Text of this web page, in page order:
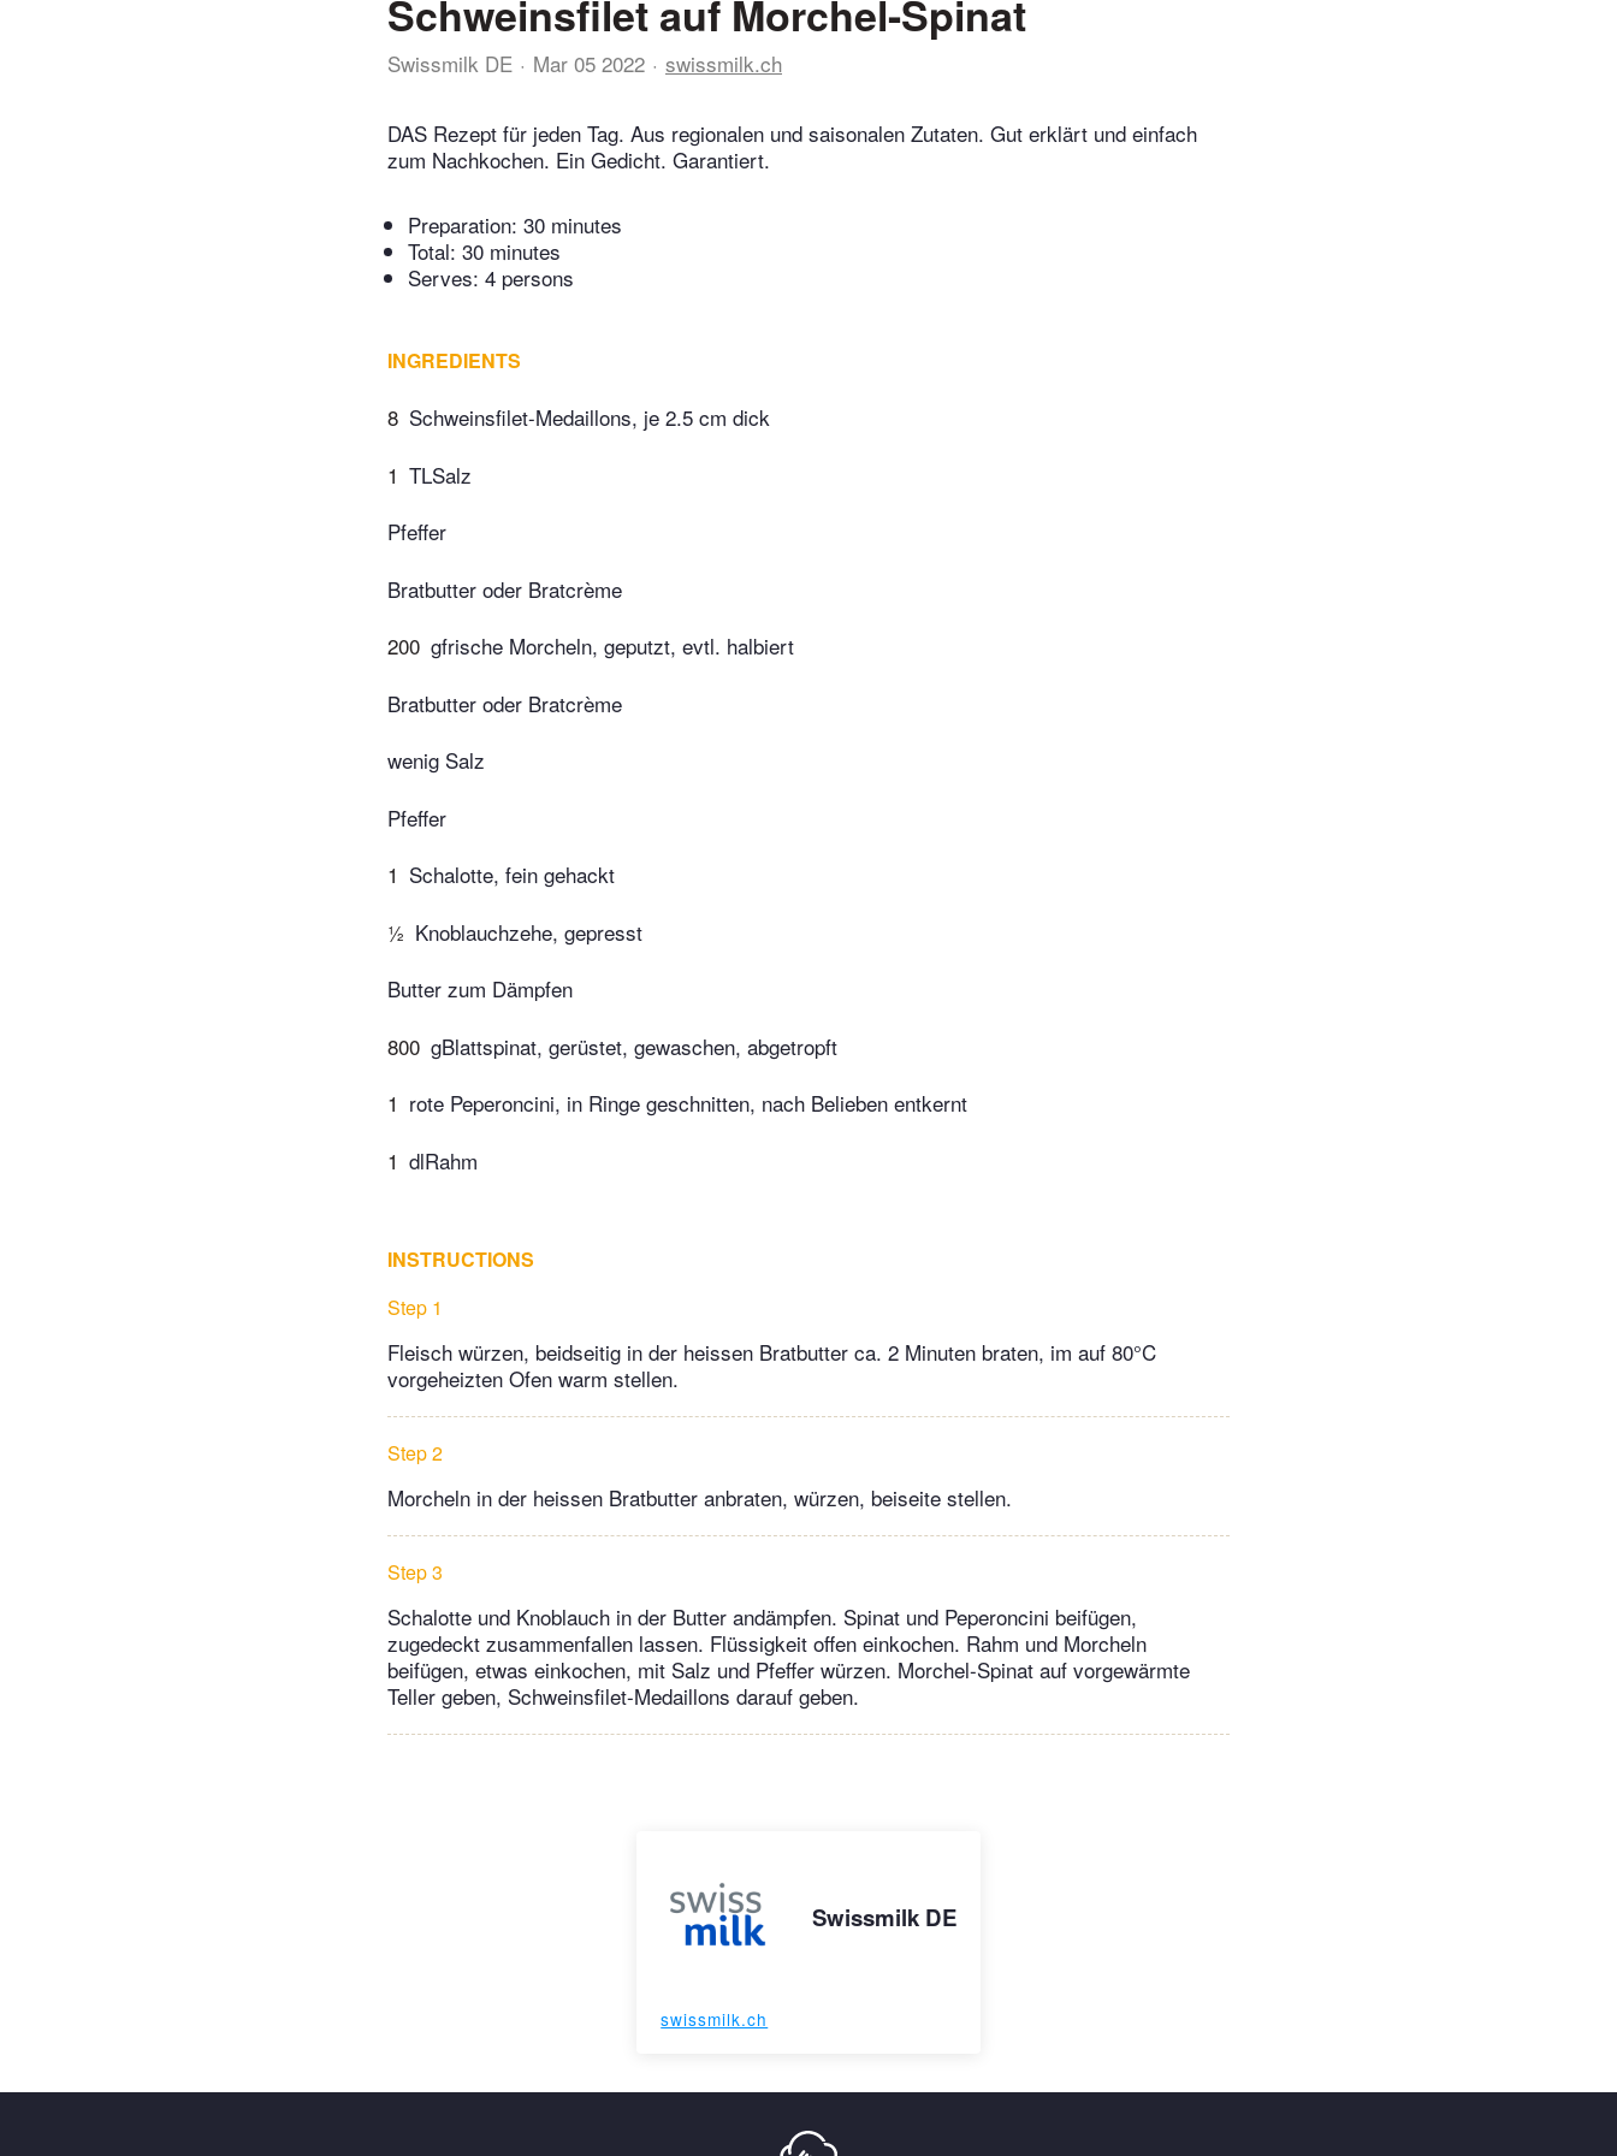
Schweinsfilet auf Morchel-Spinat
Swissmilk DE Mar 05 2022 swissmilk.ch
DAS Rezept für jeden Tag. Aus regionalen und saisonalen Zutaten. Gut erklärt und einfach
zum Nachkochen. Ein Gedicht. Garantiert.
Preparation: 30 minutes
Total: 30 minutes
Serves: 4 persons
INGREDIENTS
8 Schweinsfilet-Medaillons, je 2.5 cm dick
1 TLSalz
Pfeffer
Bratbutter oder Bratcrème
200 gfrische Morcheln, geputzt, evtl. halbiert
Bratbutter oder Bratcrème
wenig Salz
Pfeffer
1 Schalotte, fein gehackt
½ Knoblauchzehe, gepresst
Butter zum Dämpfen
800 gBlattspinat, gerüstet, gewaschen, abgetropft
1 rote Peperoncini, in Ringe geschnitten, nach Belieben entkernt
1 dlRahm
INSTRUCTIONS
Step 1
Fleisch würzen, beidseitig in der heissen Bratbutter ca. 2 Minuten braten, im auf 80°C
vorgeheizten Ofen warm stellen.
Step 2
Morcheln in der heissen Bratbutter anbraten, würzen, beiseite stellen.
Step 3
Schalotte und Knoblauch in der Butter andämpfen. Spinat und Peperoncini beifügen,
zugedeckt zusammenfallen lassen. Flüssigkeit offen einkochen. Rahm und Morcheln
beifügen, etwas einkochen, mit Salz und Pfeffer würzen. Morchel-Spinat auf vorgewärmte
Teller geben, Schweinsfilet-Medaillons darauf geben.
Swissmilk DE
swissmilk.ch